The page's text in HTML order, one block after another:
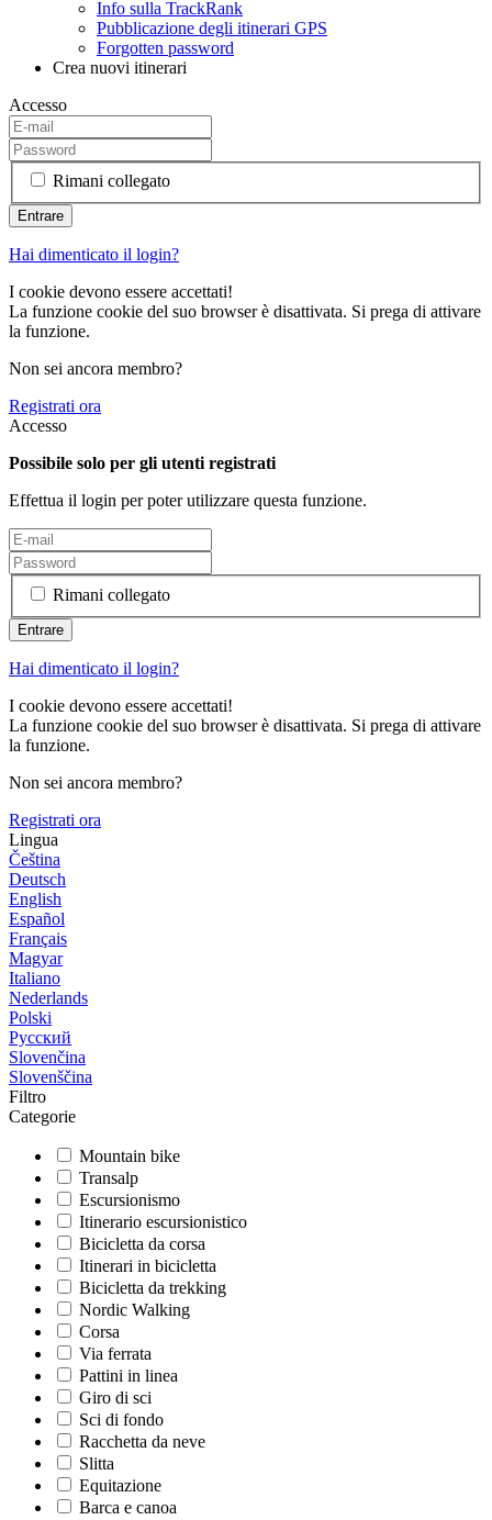
Info sulla TrackRank
Pubblicazione degli itinerari GPS
Forgotten password
Crea nuovi itinerari
Accesso
Rimani collegato
Hai dimenticato il login?
I cookie devono essere accettati!
La funzione cookie del suo browser è disattivata. Si prega di attivare
la funzione.
Non sei ancora membro?
Registrati ora
Accesso
Possibile solo per gli utenti registrati
Effettua il login per poter utilizzare questa funzione.
Rimani collegato
Hai dimenticato il login?
I cookie devono essere accettati!
La funzione cookie del suo browser è disattivata. Si prega di attivare
la funzione.
Non sei ancora membro?
Registrati ora
Lingua
Čeština
Deutsch
English
Español
Français
Magyar
Italiano
Nederlands
Polski
Русский
Slovenčina
Slovenščina
Filtro
Categorie
Mountain bike
Transalp
Escursionismo
Itinerario escursionistico
Bicicletta da corsa
Itinerari in bicicletta
Bicicletta da trekking
Nordic Walking
Corsa
Via ferrata
Pattini in linea
Giro di sci
Sci di fondo
Racchetta da neve
Slitta
Equitazione
Barca e canoa